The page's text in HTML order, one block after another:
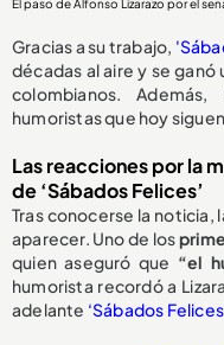
El paso de Alfonso Lizarazo por el
Gracias a su trabajo,
décadas al aire y se ganó
colombianos.
humoristas que hoy
Las reacciones por la
de ‘Sábados Felices’
Tras conocerse la noticia,
aparecer. Uno de los
quien aseguró que “el
humorista recordó a
adelante ‘Sábados